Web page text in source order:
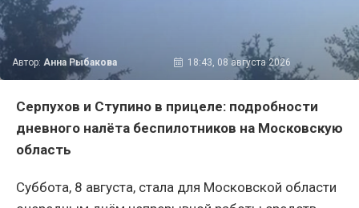
Автор: Анна Рыбакова 18:43, 08 августа 2026
Серпухов и Ступино в прицеле: подробности
дневного налёта беспилотников на Московскую
область
Суббота, 8 августа, стала для Московской области